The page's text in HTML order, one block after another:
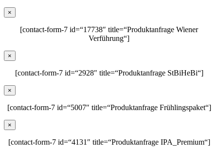
×
[contact-form-7 id=“17738″ title=“Produktanfrage Wiener
Verführung“]
×
[contact-form-7 id=“2928″ title=“Produktanfrage StBiHeBi“]
×
[contact-form-7 id=“5007″ title=“Produktanfrage Frühlingspaket“]
×
[contact-form-7 id=“4131″ title=“Produktanfrage IPA_Premium“]